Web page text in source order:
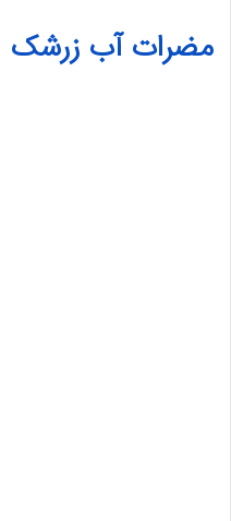
مضرات آب زرشک